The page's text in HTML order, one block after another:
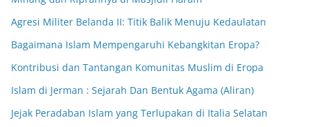
Agresi Militer Belanda II: Titik Balik Menuju Kedaulatan
Bagaimana Islam Mempengaruhi Kebangkitan Eropa?
Kontribusi dan Tantangan Komunitas Muslim di Eropa
Islam di Jerman : Sejarah Dan Bentuk Agama (Aliran)
Jejak Peradaban Islam yang Terlupakan di Italia Selatan